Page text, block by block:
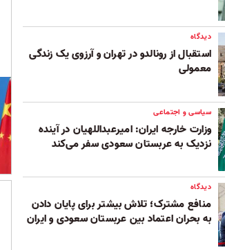
دیدگاه
استقبال از رونالدو در تهران و آرزوی یک زندگی
معمولی
سیاسی و اجتماعی
وزارت خارجه ایران: امیرعبداللهیان در آینده
نزدیک به عربستان سعودی سفر می‌کند
دیدگاه
منافع مشترک؛ تلاش بیشتر برای پایان دادن
به بحران اعتماد بین ‏عربستان سعودی و ایران